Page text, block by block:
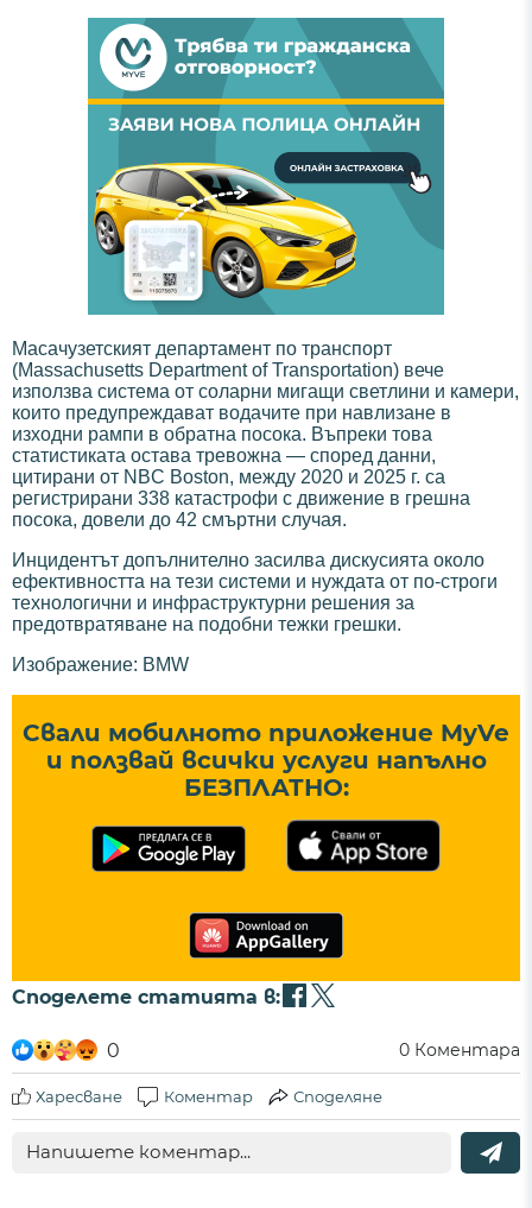
Масачузетският департамент по транспорт
(Massachusetts Department of Transportation) вече
използва система от соларни мигащи светлини и камери,
които предупреждават водачите при навлизане в
изходни рампи в обратна посока. Въпреки това
статистиката остава тревожна — според данни,
цитирани от NBC Boston, между 2020 и 2025 г. са
регистрирани 338 катастрофи с движение в грешна
посока, довели до 42 смъртни случая.
Инцидентът допълнително засилва дискусията около
ефективността на тези системи и нуждата от по-строги
технологични и инфраструктурни решения за
предотвратяване на подобни тежки грешки.
Изображение: BMW
Свали мобилното приложение MyVe
и ползвай всички услуги напълно
БЕЗПЛАТНО:
Споделете статията в:
0 0 Коментара
Харесване Коментар Споделяне